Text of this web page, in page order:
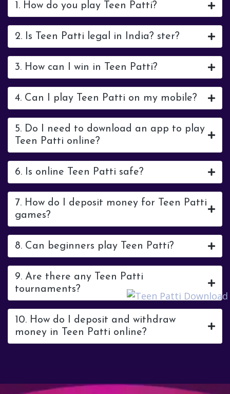
1. How do you play Teen Patti?
2. Is Teen Patti legal in India? ster?
3. How can I win in Teen Patti?
4. Can I play Teen Patti on my mobile?
5. Do I need to download an app to play
Teen Patti online?
6. Is online Teen Patti safe?
7. How do I deposit money for Teen Patti
games?
8. Can beginners play Teen Patti?
9. Are there any Teen Patti
tournaments?
10. How do I deposit and withdraw
money in Teen Patti online?